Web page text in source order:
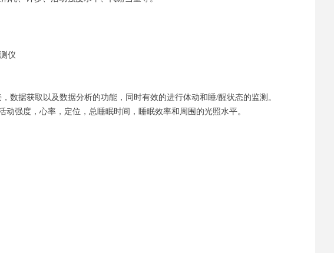
仪
数据获取以及数据分析的功能，同时有效的进行体动和睡/醒状态的监测。
强度，心率，定位，总睡眠时间，睡眠效率和周围的光照水平。